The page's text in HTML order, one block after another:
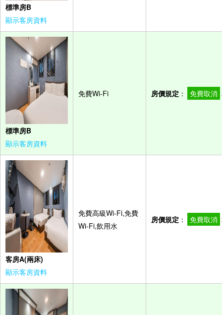
標準房B
顯示客房資料
標準房B
顯示客房資料
免費Wi-Fi 房價規定 ： 免費取消
客房A(兩床)
顯示客房資料
免費高級Wi-Fi,免費
Wi-Fi,飲用水
房價規定 ： 免費取消